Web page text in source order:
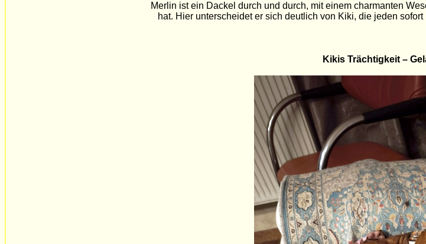
Merlin ist ein Dackel durch und durch, mit einem charmanten
hat. Hier unterscheidet er sich deutlich von Kiki, die jeden
Kikis Trächtigkeit –